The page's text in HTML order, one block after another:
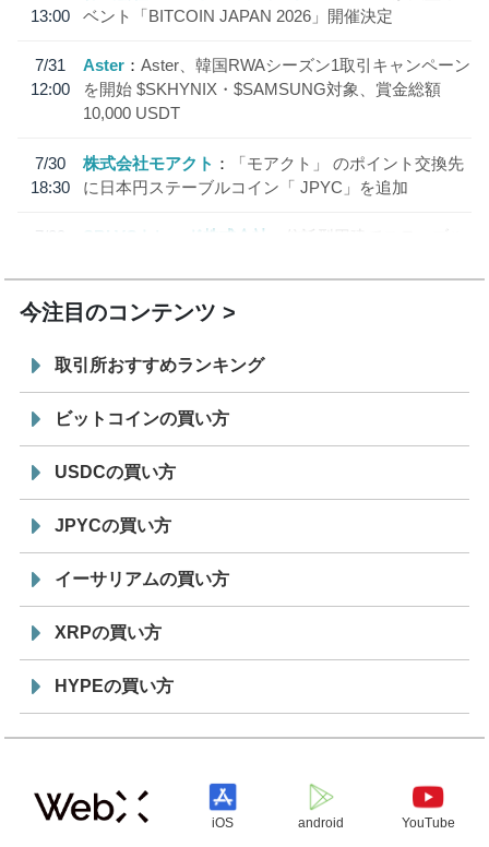
13:00
ベント「BITCOIN JAPAN 2026」開催決定
7/31
12:00
Aster
Aster、韓国RWAシーズン1取引キャンペーン
を開始 $SKHYNIX・$SAMSUNG対象、賞金総額
10,000 USDT
7/30
18:30
株式会社モアクト
「モアクト」 のポイント交換先
に日本円ステーブルコイン「 JPYC」を追加
7/29
SBI VCトレード株式会社
信託型円建てステーブル
今注目のコンテンツ
取引所おすすめランキング
ビットコインの買い方
USDCの買い方
JPYCの買い方
イーサリアムの買い方
XRPの買い方
HYPEの買い方
iOS android YouTube